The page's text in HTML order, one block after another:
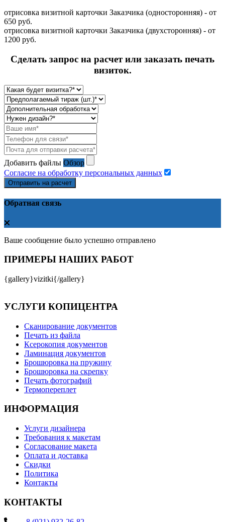
отрисовка визитной карточки Заказчика (односторонняя) - от
650 руб.
отрисовка визитной карточки Заказчика (двухсторонняя) - от
1200 руб.
Сделать запрос на расчет или заказать печать
визиток.
Добавить файлы Обзор
Согласие на обработку персональных данных
Отправить на расчет
Обратная связь
Ваше сообщение было успешно отправлено
ПРИМЕРЫ НАШИХ РАБОТ
{gallery}vizitki{/gallery}
УСЛУГИ КОПИЦЕНТРА
Сканирование документов
Печать из файла
Ксерокопия документов
Ламинация документов
Брошюровка на пружину
Брошюровка на скрепку
Печать фотографий
Термопереплет
ИНФОРМАЦИЯ
Услуги дизайнера
Требования к макетам
Согласование макета
Оплата и доставка
Скидки
Политика
Контакты
КОНТАКТЫ